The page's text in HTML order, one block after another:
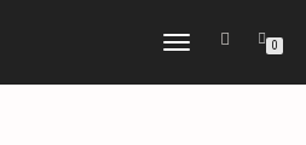
DÉPLIER
NAVIGATION
0